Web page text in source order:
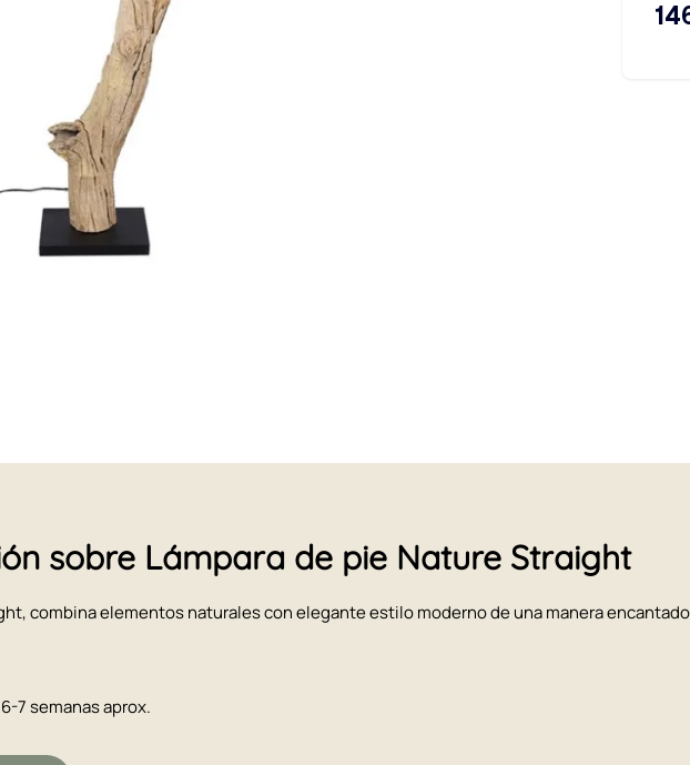
sobre Lámpara de pie Nature Straight
combina elementos naturales con elegante estilo moderno de una manera
7 semanas aprox.